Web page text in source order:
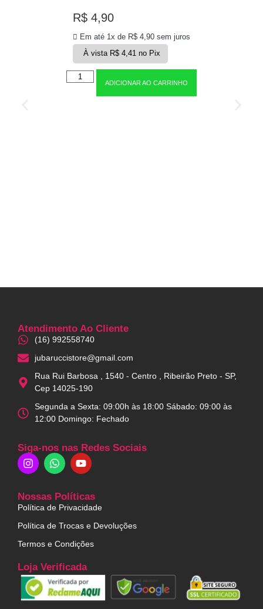
R$ 4,90
Em até 1x de R$ 4,90 sem juros
À vista R$4,41 no Pix
ADICIONAR AO CARRINHO
Atendimento Ao Cliente
(16) 992558740
jubaruccistore@gmail.com
Rua Rui Barbosa , 1540 - Centro , Ribeirão Preto - SP,
Cep 14025-190
Segunda a Sexta: 09:00h às 18:00 Sábado: 09:00 às
12:00 Domingo: Fechado
Siga-nos nas Redes Sociais
Nossas Políticas
Política de Privacidade
Política de Trocas e Devoluções
Termos e Condições
Loja Verificada